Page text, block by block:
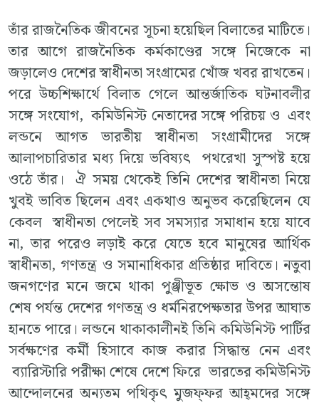
তাঁর রাজনৈতিক জীবনের সূচনা হয়েছিল বিলাতের মাটিতে।
তার আগে রাজনৈতিক কর্মকাণ্ডের সঙ্গে নিজেকে না
জড়ালেও দেশের স্বাধীনতা সংগ্রামের খোঁজ খবর রাখতেন।
পরে উচ্চশিক্ষার্থে বিলাত গেলে আন্তর্জাতিক ঘটনাবলীর
সঙ্গে সংযোগ, কমিউনিস্ট নেতাদের সঙ্গে পরিচয় ও এবং
লন্ডনে আগত ভারতীয় স্বাধীনতা সংগ্রামীদের সঙ্গে
আলাপচারিতার মধ্য দিয়ে ভবিষ্যৎ পথরেখা সুস্পষ্ট হয়ে
ওঠে তাঁর। ঐ সময় থেকেই তিনি দেশের স্বাধীনতা নিয়ে
খুবই ভাবিত ছিলেন এবং একথাও অনুভব করেছিলেন যে
কেবল স্বাধীনতা পেলেই সব সমস্যার সমাধান হয়ে যাবে
না, তার পরেও লড়াই করে যেতে হবে মানুষের আর্থিক
স্বাধীনতা, গণতন্ত্র ও সমানাধিকার প্রতিষ্ঠার দাবিতে। নতুবা
জনগণের মনে জমে থাকা পুঞ্জীভূত ক্ষোভ ও অসন্তোষ
শেষ পর্যন্ত দেশের গণতন্ত্র ও ধর্মনিরপেক্ষতার উপর আঘাত
হানতে পারে। লন্ডনে থাকাকালীনই তিনি কমিউনিস্ট পার্টির
সর্বক্ষণের কর্মী হিসাবে কাজ করার সিদ্ধান্ত নেন এবং
ব্যারিস্টারি পরীক্ষা শেষে দেশে ফিরে ভারতের কমিউনিস্ট
আন্দোলনের অন্যতম পথিকৃৎ মুজফ্‌ফর আহ্‌মদের সঙ্গে